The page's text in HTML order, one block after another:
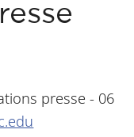
presse - 06